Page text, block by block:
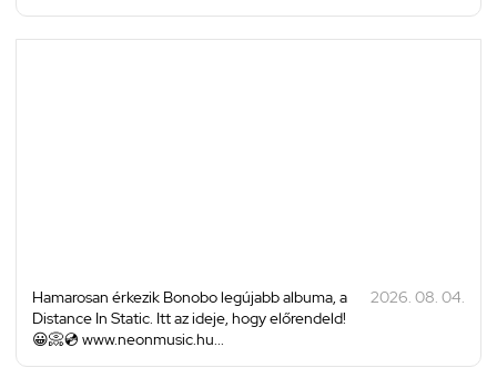
Hamarosan érkezik Bonobo legújabb albuma, a
Distance In Static. Itt az ideje, hogy előrendeld!
😀📀💿 www.neonmusic.hu...
2026. 08. 04.